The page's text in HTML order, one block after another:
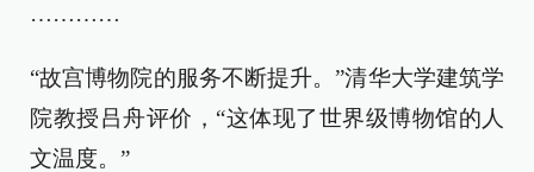
…………
“故宫博物院的服务不断提升。”清华大学建筑学
院教授吕舟评价，“这体现了世界级博物馆的人
文温度。”